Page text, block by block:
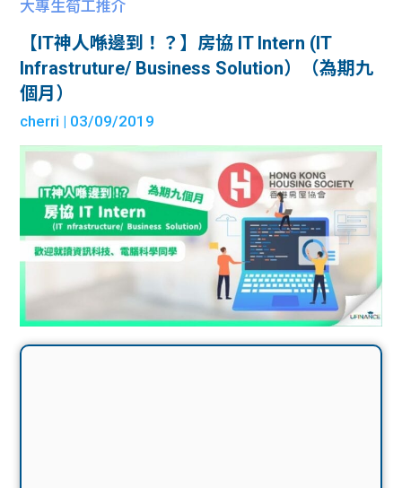
大專生筍工推介
【IT神人喺邊到！？】房協 IT Intern (IT
Infrastruture/ Business Solution）（為期九
個月）
cherri | 03/09/2019